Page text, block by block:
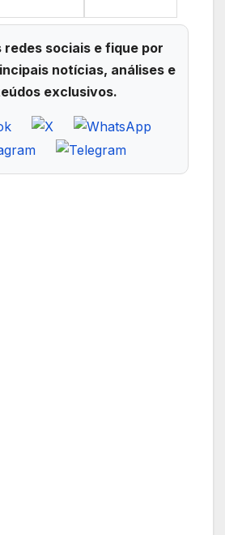
redes sociais e fique por
notícias, análises e
exclusivos.